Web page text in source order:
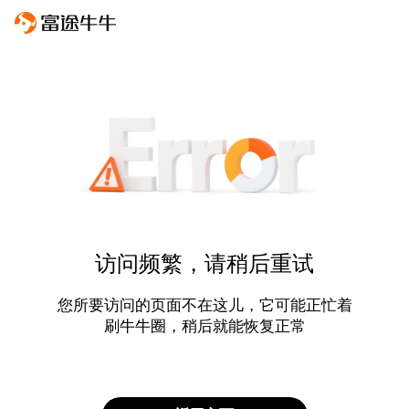
访问频繁，请稍后重试
您所要访问的页面不在这儿，它可能正忙着
刷牛牛圈，稍后就能恢复正常